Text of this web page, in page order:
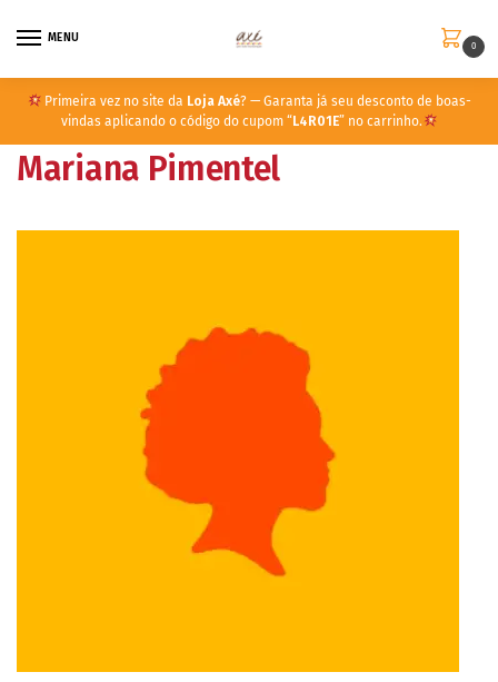
MENU
0
Primeira vez no site da Loja Axé? — Garanta já seu desconto de boas-
vindas aplicando o código do cupom “ L4R01E” no carrinho.
Mariana Pimentel